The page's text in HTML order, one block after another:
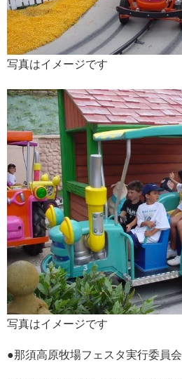
写真はイメージです
写真はイメージです
●那須高原牧場フェスタ実行委員会